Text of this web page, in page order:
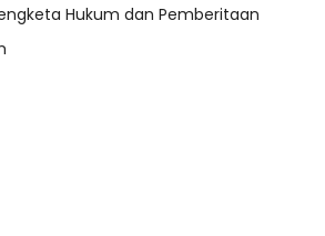
Hukum dan Pemberitaan